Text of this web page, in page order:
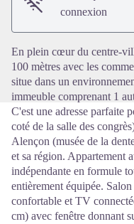
connexion
En plein cœur du centre-
100 mètres avec les
situe dans un
immeuble comprenant 1
C'est une adresse parfaite
coté de la salle des
Alençon (musée de la
et sa région. Appartement
indépendante en formule
entièrement équipée.
confortable et TV
cm) avec fenêtre donnant